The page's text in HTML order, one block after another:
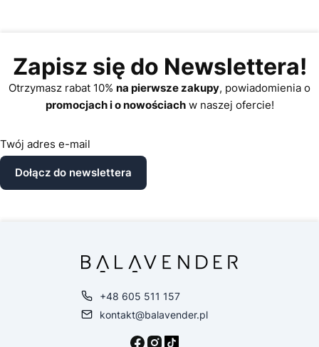
Zapisz się do Newslettera!
Otrzymasz rabat 10% na pierwsze zakupy, powiadomienia o
promocjach i o nowościachw naszej ofercie!
Twój adres e-mail
Dołącz do newslettera
+48 605 511 157
kontakt@balavender.pl